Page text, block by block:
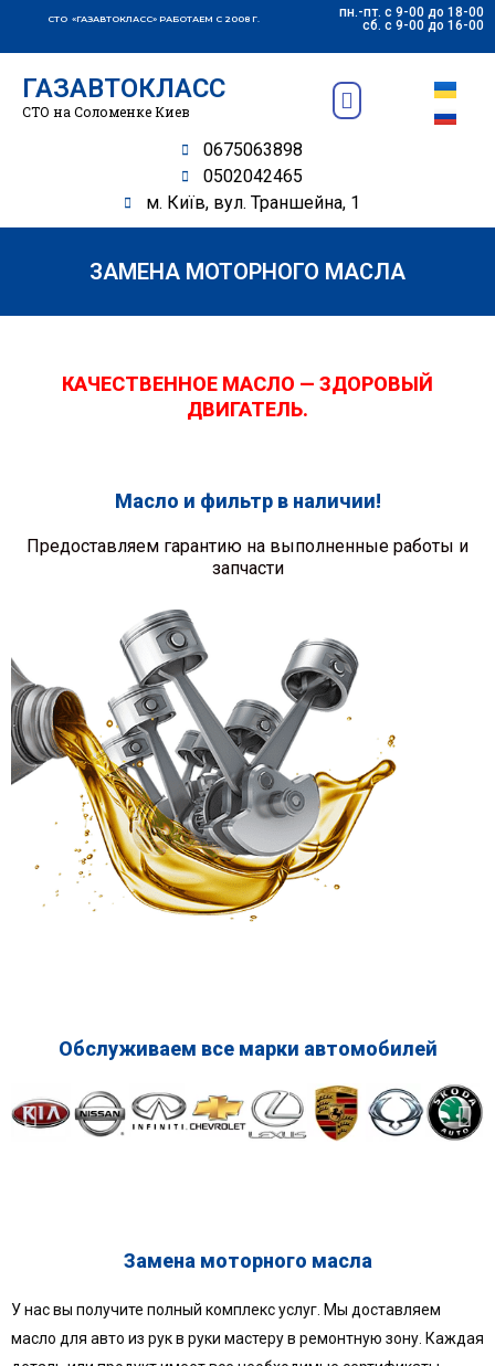
СТО «ГАЗАВТОКЛАСС» РАБОТАЕМ С 2008 Г.
пн.-пт. с 9-00 до 18-00
сб. с 9-00 до 16-00
ГАЗАВТОКЛАСС
СТО на Соломенке Киев
0675063898
0502042465
м. Київ, вул. Траншейна, 1
ЗАМЕНА МОТОРНОГО МАСЛА
КАЧЕСТВЕННОЕ МАСЛО — ЗДОРОВЫЙ
ДВИГАТЕЛЬ.
Масло и фильтр в наличии!
Предоставляем гарантию на выполненные работы и
запчасти
Обслуживаем все марки автомобилей
Замена моторного масла
У нас вы получите полный комплекс услуг. Мы доставляем
масло для авто из рук в руки мастеру в ремонтную зону. Каждая